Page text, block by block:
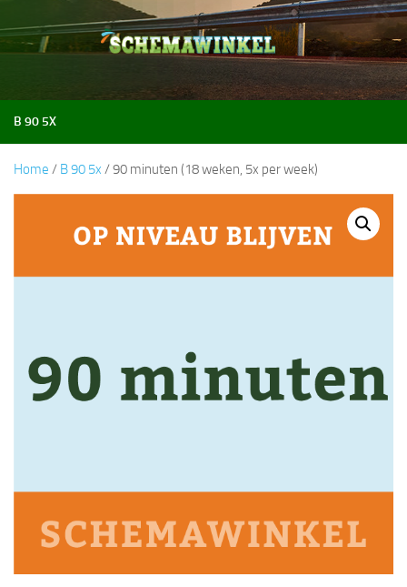
Doorgaan naar inhoud
B 90 5X
Home / B 90 5x / 90 minuten (18 weken, 5x per week)